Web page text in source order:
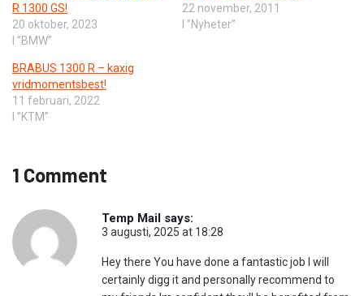
R 1300 GS!
20 oktober, 2023
I ”BMW”
22 november, 2011
I ”Nyheter”
BRABUS 1300 R – kaxig
vridmomentsbest!
11 februari, 2022
I ”KTM”
1 Comment
Temp Mail says:
3 augusti, 2025 at 18:28
Hey there You have done a fantastic job I will
certainly digg it and personally recommend to